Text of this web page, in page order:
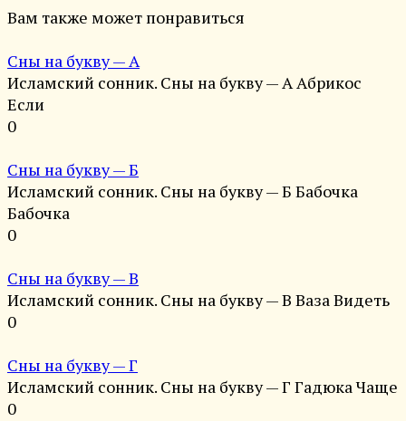
Вам также может понравиться
Сны на букву — А
Исламский сонник. Сны на букву — А Абрикос
Если
0
Сны на букву — Б
Исламский сонник. Сны на букву — Б Бабочка
Бабочка
0
Сны на букву — В
Исламский сонник. Сны на букву — В Ваза Видеть
0
Сны на букву — Г
Исламский сонник. Сны на букву — Г Гадюка Чаще
0